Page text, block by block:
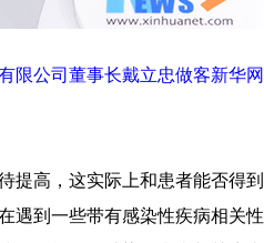
限公司董事长戴立忠做客新华
高，这实际上和患者能否得
到一些带有感染性疾病相关